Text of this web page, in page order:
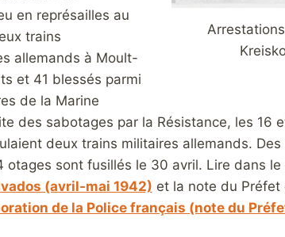
en représailles au
trains
allemands à Moult-
et 41 blessés parmi
de la Marine
des sabotages par la Résistance, les 16
deux trains militaires allemands.
otages sont fusillés le 30 avril. Lire dans le
(avril-mai 1942) et la note du
de la Police français (note du